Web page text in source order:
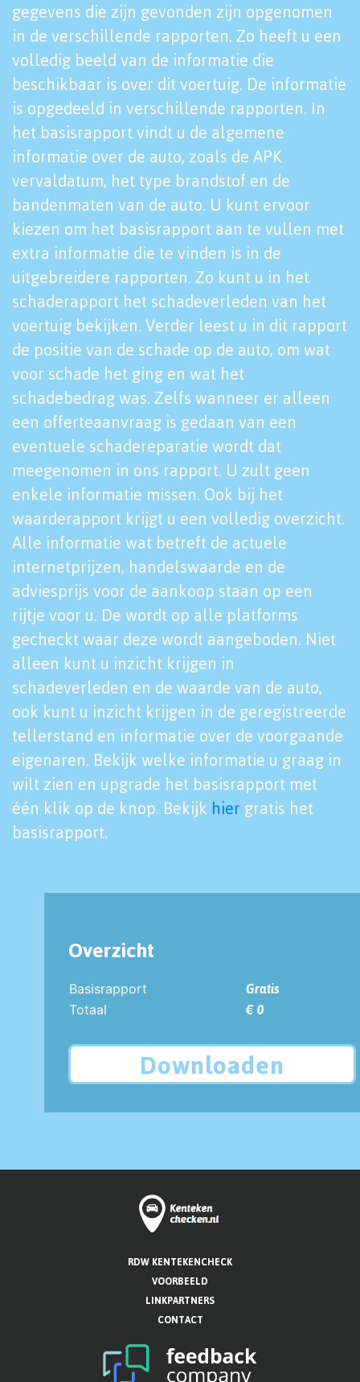
gegevens die zijn gevonden zijn opgenomen
in de verschillende rapporten. Zo heeft u een
volledig beeld van de informatie die
beschikbaar is over dit voertuig. De informatie
is opgedeeld in verschillende rapporten. In
het basisrapport vindt u de algemene
informatie over de auto, zoals de APK
vervaldatum, het type brandstof en de
bandenmaten van de auto. U kunt ervoor
kiezen om het basisrapport aan te vullen met
extra informatie die te vinden is in de
uitgebreidere rapporten. Zo kunt u in het
schaderapport het schadeverleden van het
voertuig bekijken. Verder leest u in dit rapport
de positie van de schade op de auto, om wat
voor schade het ging en wat het
schadebedrag was. Zelfs wanneer er alleen
een offerteaanvraag is gedaan van een
eventuele schadereparatie wordt dat
meegenomen in ons rapport. U zult geen
enkele informatie missen. Ook bij het
waarderapport krijgt u een volledig overzicht.
Alle informatie wat betreft de actuele
internetprijzen, handelswaarde en de
adviesprijs voor de aankoop staan op een
rijtje voor u. De wordt op alle platforms
gecheckt waar deze wordt aangeboden. Niet
alleen kunt u inzicht krijgen in
schadeverleden en de waarde van de auto,
ook kunt u inzicht krijgen in de geregistreerde
tellerstand en informatie over de voorgaande
eigenaren. Bekijk welke informatie u graag in
wilt zien en upgrade het basisrapport met
één klik op de knop. Bekijk hier gratis het
basisrapport.
Overzicht
Basisrapport
Gratis
Totaal
€ 0
Downloaden
RDW KENTEKENCHECK
VOORBEELD
LINKPARTNERS
CONTACT